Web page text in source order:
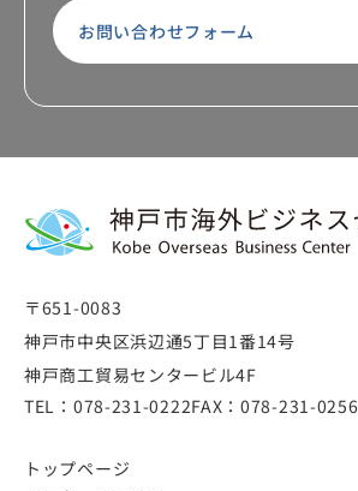
お問い合わせフォーム
〒651-0083
神戸市中央区浜辺通5丁目1番14号
神戸商工貿易センタービル4F
TEL： 078-231-0222FAX：078-231-0256
トップページ